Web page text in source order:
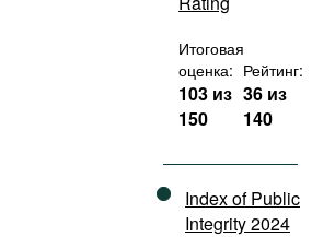
Итоговая
оценка:
103 из
150
Рейтинг:
36 из
140
Index of Public
Integrity 2024